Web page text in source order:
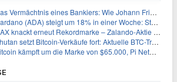
Vermächtnis eines Bankiers: Wie Johann Friedrich Städel sein Imperium unsterblich machte
(ADA) steigt um 18% in einer Woche: Steht ein Kurs von $0,30 bevor?
knackt erneut Rekordmarke – Zalando-Aktie crasht nach Quartalszahlen
setzt Bitcoin-Verkäufe fort: Aktuelle BTC-Transaktionen
kämpft um die Marke von $65.000, Pi Network gewinnt an Unterstützung